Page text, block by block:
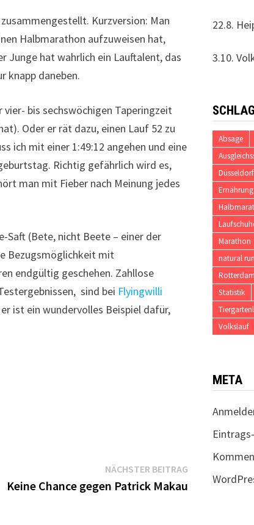
Kurzversion: Man
Halbmarathon aufzuweisen hat,
Junge hat wahrlich ein Lauftalent, das
knapp daneben.
vier- bis sechswöchigen Taperingzeit
Oder er rät dazu, einen Lauf 52 zu
ich mit einer 1:49:12 angehen und eine
Richtig gefährlich wird es,
man mit Fieber nach Meinung jedes
Saft (Bete, nicht Beete – einer der
Bezugsmöglichkeit mit
endgültig geschehen. Zahllose
sind bei Flyingwilli
ist ein wundervolles Beispiel dafür,
NÄCHSTER BEITRAGNächster
Beitrag:
Keine Chance gegen Patrick Makau
22.8.
3.10.
Absage
Düsseldorf
Ernährung
Marathon
natural
Rotterdam
Statistik
Volkslauf
META